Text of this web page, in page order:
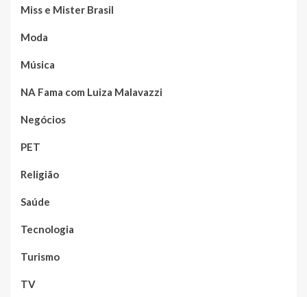
Miss e Mister Brasil
Moda
Música
NA Fama com Luiza Malavazzi
Negócios
PET
Religião
Saúde
Tecnologia
Turismo
TV